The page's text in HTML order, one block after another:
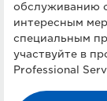
обслуживанию
интересным
специальным
участвуйте в
Professional